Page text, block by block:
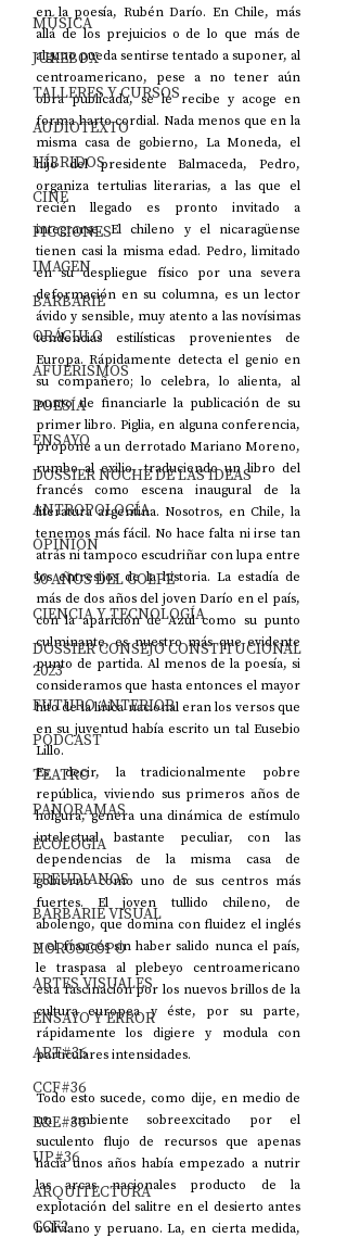
MÚSICA
JUKEBOX
TALLERES Y CURSOS
AUDIOTEXTO
HÍBRIDOS
CINE
FICCIONES
IMAGEN
BARBARIE
ORÁCULO
AFUERISMOS
POESÍA
ENSAYO
DOSSIER NOCHE DE LAS IDEAS
ANTROPOLOGÍA
OPINIÓN
50 AÑOS DEL GOLPE
CIENCIA Y TECNOLOGÍA
DOSSIER CONSEJO CONSTITUCIONAL
2023
FUTURO ANTERIOR
PODCAST
TEATRO
PANORAMAS
ECOLOGÍA
FREUDIANOS
BARBARIE VISUAL
HORÓSCOPO
ARTES VISUALES
ENSAYO Y ERROR
ART#36
CCF#36
E&E#36
UP#36
ARQUITECTURA
CCF2
en la poesía, Rubén Darío. En Chile, más
allá de los prejuicios o de lo que más de
alguno pueda sentirse tentado a suponer, al
centroamericano, pese a no tener aún
obra publicada, se le recibe y acoge en
forma harto cordial. Nada menos que en la
misma casa de gobierno, La Moneda, el
hijo del presidente Balmaceda, Pedro,
organiza tertulias literarias, a las que el
recién llegado es pronto invitado a
integrarse. El chileno y el nicaragüense
tienen casi la misma edad. Pedro, limitado
en su despliegue físico por una severa
deformación en su columna, es un lector
ávido y sensible, muy atento a las novísimas
tendencias estilísticas provenientes de
Europa. Rápidamente detecta el genio en
su compañero; lo celebra, lo alienta, al
punto de financiarle la publicación de su
primer libro. Piglia, en alguna conferencia,
propone a un derrotado Mariano Moreno,
rumbo al exilio, traduciendo un libro del
francés como escena inaugural de la
literatura argentina. Nosotros, en Chile, la
tenemos más fácil. No hace falta ni irse tan
atrás ni tampoco escudriñar con lupa entre
los entresijos de la historia. La estadía de
más de dos años del joven Darío en el país,
con la aparición de Azul como su punto
culminante, es nuestro más que evidente
punto de partida. Al menos de la poesía, si
consideramos que hasta entonces el mayor
hito de la lírica nacional eran los versos que
en su juventud había escrito un tal Eusebio
Lillo.
Es decir, la tradicionalmente pobre
república, viviendo sus primeros años de
holgura, genera una dinámica de estímulo
intelectual bastante peculiar, con las
dependencias de la misma casa de
gobierno como uno de sus centros más
fuertes. El joven tullido chileno, de
abolengo, que domina con fluidez el inglés
y el francés sin haber salido nunca el país,
le traspasa al plebeyo centroamericano
esta fascinación por los nuevos brillos de la
cultura europea y éste, por su parte,
rápidamente los digiere y modula con
particulares intensidades.
Todo esto sucede, como dije, en medio de
un ambiente sobreexcitado por el
suculento flujo de recursos que apenas
hacía unos años había empezado a nutrir
las arcas nacionales producto de la
explotación del salitre en el desierto antes
boliviano y peruano. La, en cierta medida,